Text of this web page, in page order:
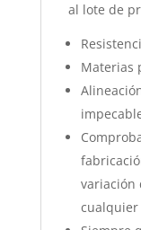
al lote de
Materias
variación
cualquier